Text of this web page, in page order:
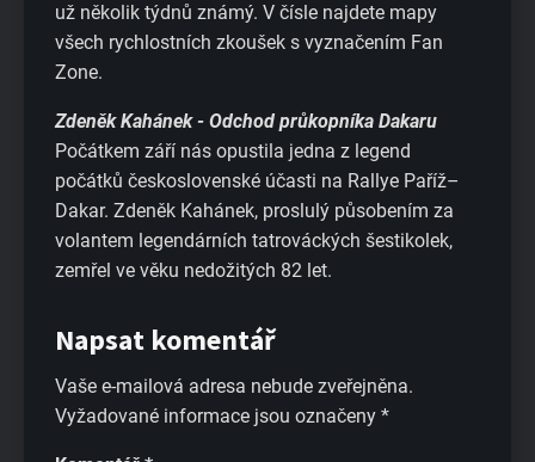
už několik týdnů známý. V čísle najdete mapy
všech rychlostních zkoušek s vyznačením Fan
Zone.
Zdeněk Kahánek - Odchod průkopníka Dakaru
Počátkem září nás opustila jedna z legend
počátků československé účasti na Rallye Paříž–
Dakar. Zdeněk Kahánek, proslulý působením za
volantem legendárních tatrováckých šestikolek,
zemřel ve věku nedožitých 82 let.
Napsat komentář
Vaše e-mailová adresa nebude zveřejněna.
Vyžadované informace jsou označeny *